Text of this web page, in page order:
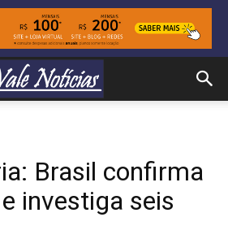
Brasil confirma
investiga seis